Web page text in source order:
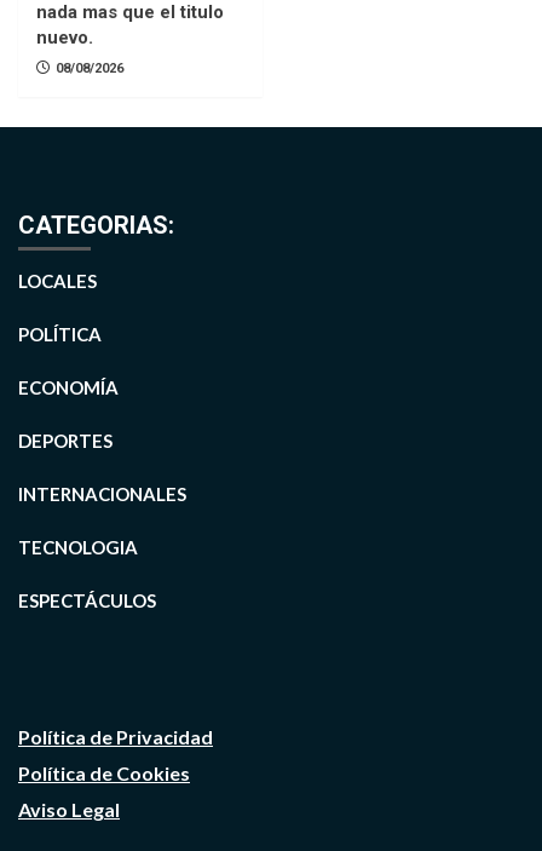
nada mas que el titulo
nuevo.
08/08/2026
CATEGORIAS:
LOCALES
POLÍTICA
ECONOMÍA
DEPORTES
INTERNACIONALES
TECNOLOGIA
ESPECTÁCULOS
Política de Privacidad
Política de Cookies
Aviso Legal